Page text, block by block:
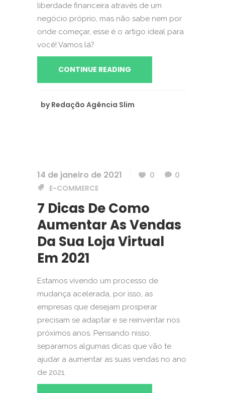
liberdade financeira através de um
negócio próprio, mas não sabe nem por
onde começar, esse é o artigo ideal para
você! Vamos lá?
CONTINUE READING
by Redação Agência Slim
14 de janeiro de 2021 0
0
E-COMMERCE
7 Dicas De Como
Aumentar As Vendas
Da Sua Loja Virtual
Em 2021
Estamos vivendo um processo de
mudança acelerada, por isso, as
empresas que desejam prosperar
precisam se adaptar e se reinventar nos
próximos anos. Pensando nisso,
separamos algumas dicas que vão te
ajudar a aumentar as suas vendas no ano
de 2021.